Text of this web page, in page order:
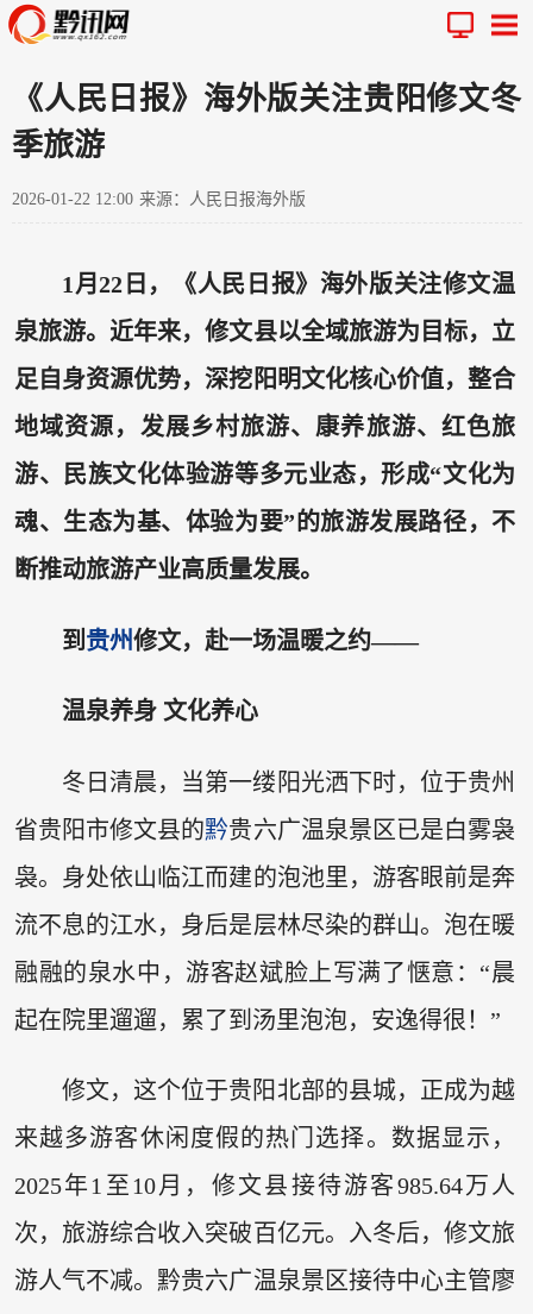
《人民日报》海外版关注贵阳修文冬
季旅游
2026-01-22 12:00 来源：人民日报海外版
1月22日，《人民日报》海外版关注修文温
泉旅游。近年来，修文县以全域旅游为目标，立
足自身资源优势，深挖阳明文化核心价值，整合
地域资源，发展乡村旅游、康养旅游、红色旅
游、民族文化体验游等多元业态，形成“文化为
魂、生态为基、体验为要”的旅游发展路径，不
断推动旅游产业高质量发展。
到贵州修文，赴一场温暖之约——
温泉养身 文化养心
冬日清晨，当第一缕阳光洒下时，位于贵州
省贵阳市修文县的黔贵六广温泉景区已是白雾袅
袅。身处依山临江而建的泡池里，游客眼前是奔
流不息的江水，身后是层林尽染的群山。泡在暖
融融的泉水中，游客赵斌脸上写满了惬意：“晨
起在院里遛遛，累了到汤里泡泡，安逸得很！”
修文，这个位于贵阳北部的县城，正成为越
来越多游客休闲度假的热门选择。数据显示，
2025年1至10月，修文县接待游客985.64万人
次，旅游综合收入突破百亿元。入冬后，修文旅
游人气不减。黔贵六广温泉景区接待中心主管廖